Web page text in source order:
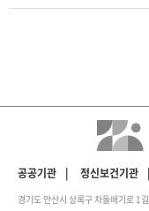
공공기관 | 정신보건기관 |
경기도 안산시 상록구 차돌배기로 1